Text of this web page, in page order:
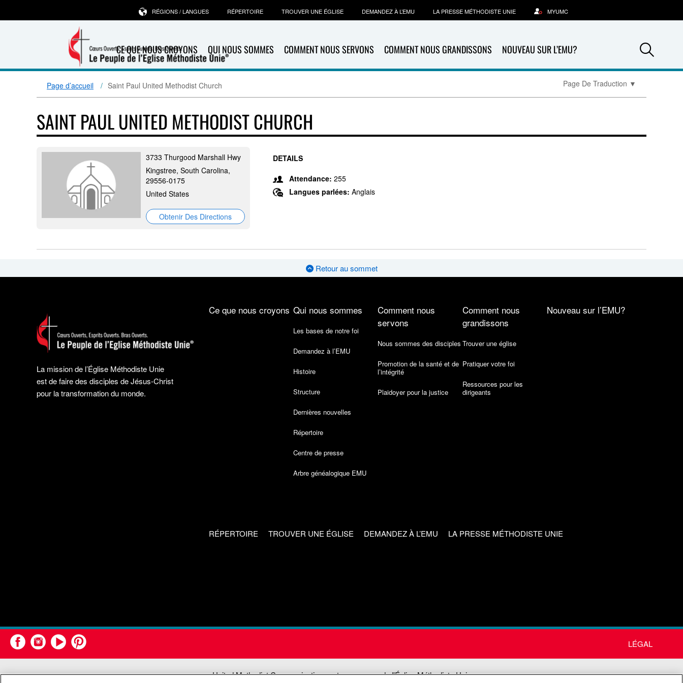
CE QUE NOUS CROYONS QUI NOUS SOMMES COMMENT NOUS SERVONS COMMENT NOUS GRANDISSONS NOUVEAU SUR L’EMU?
RÉGIONS / LANGUES RÉPERTOIRE TROUVER UNE ÉGLISE DEMANDEZ À L’EMU LA PRESSE MÉTHODISTE UNIE MYUMC
Page d’accueil Saint Paul United Methodist Church Page De Traduction ▼
SAINT PAUL UNITED METHODIST CHURCH
3733 Thurgood Marshall Hwy
Kingstree, South Carolina,
29556-0175
United States
Obtenir Des Directions
DETAILS
Attendance: 255
Langues parlées: Anglais
Retour au sommet
La mission de l’Église Méthodiste Unie
est de faire des disciples de Jésus-Christ
pour la transformation du monde.
Ce que nous croyons Qui nous sommes
Les bases de notre foi
Demandez à l’EMU
Histoire
Structure
Dernières nouvelles
Répertoire
Centre de presse
Arbre généalogique EMU
Comment nous
servons
Nous sommes des disciples
Promotion de la santé et de
l’intégrité
Plaidoyer pour la justice
Comment nous
grandissons
Trouver une église
Pratiquer votre foi
Ressources pour les
dirigeants
Nouveau sur l’EMU?
RÉPERTOIRE TROUVER UNE ÉGLISE DEMANDEZ À L’EMU LA PRESSE MÉTHODISTE UNIE
LÉGAL
United Methodist Communications est une agence de l'Église Méthodiste Unie